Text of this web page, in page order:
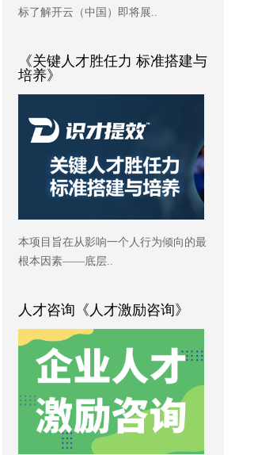
标了解开云（中国）即将展..
《关键人才胜任力 标准搭建与
培养》
本项目旨在从影响一个人行为倾向的最
根本因素——底层..
人才咨询《人才激励咨询》